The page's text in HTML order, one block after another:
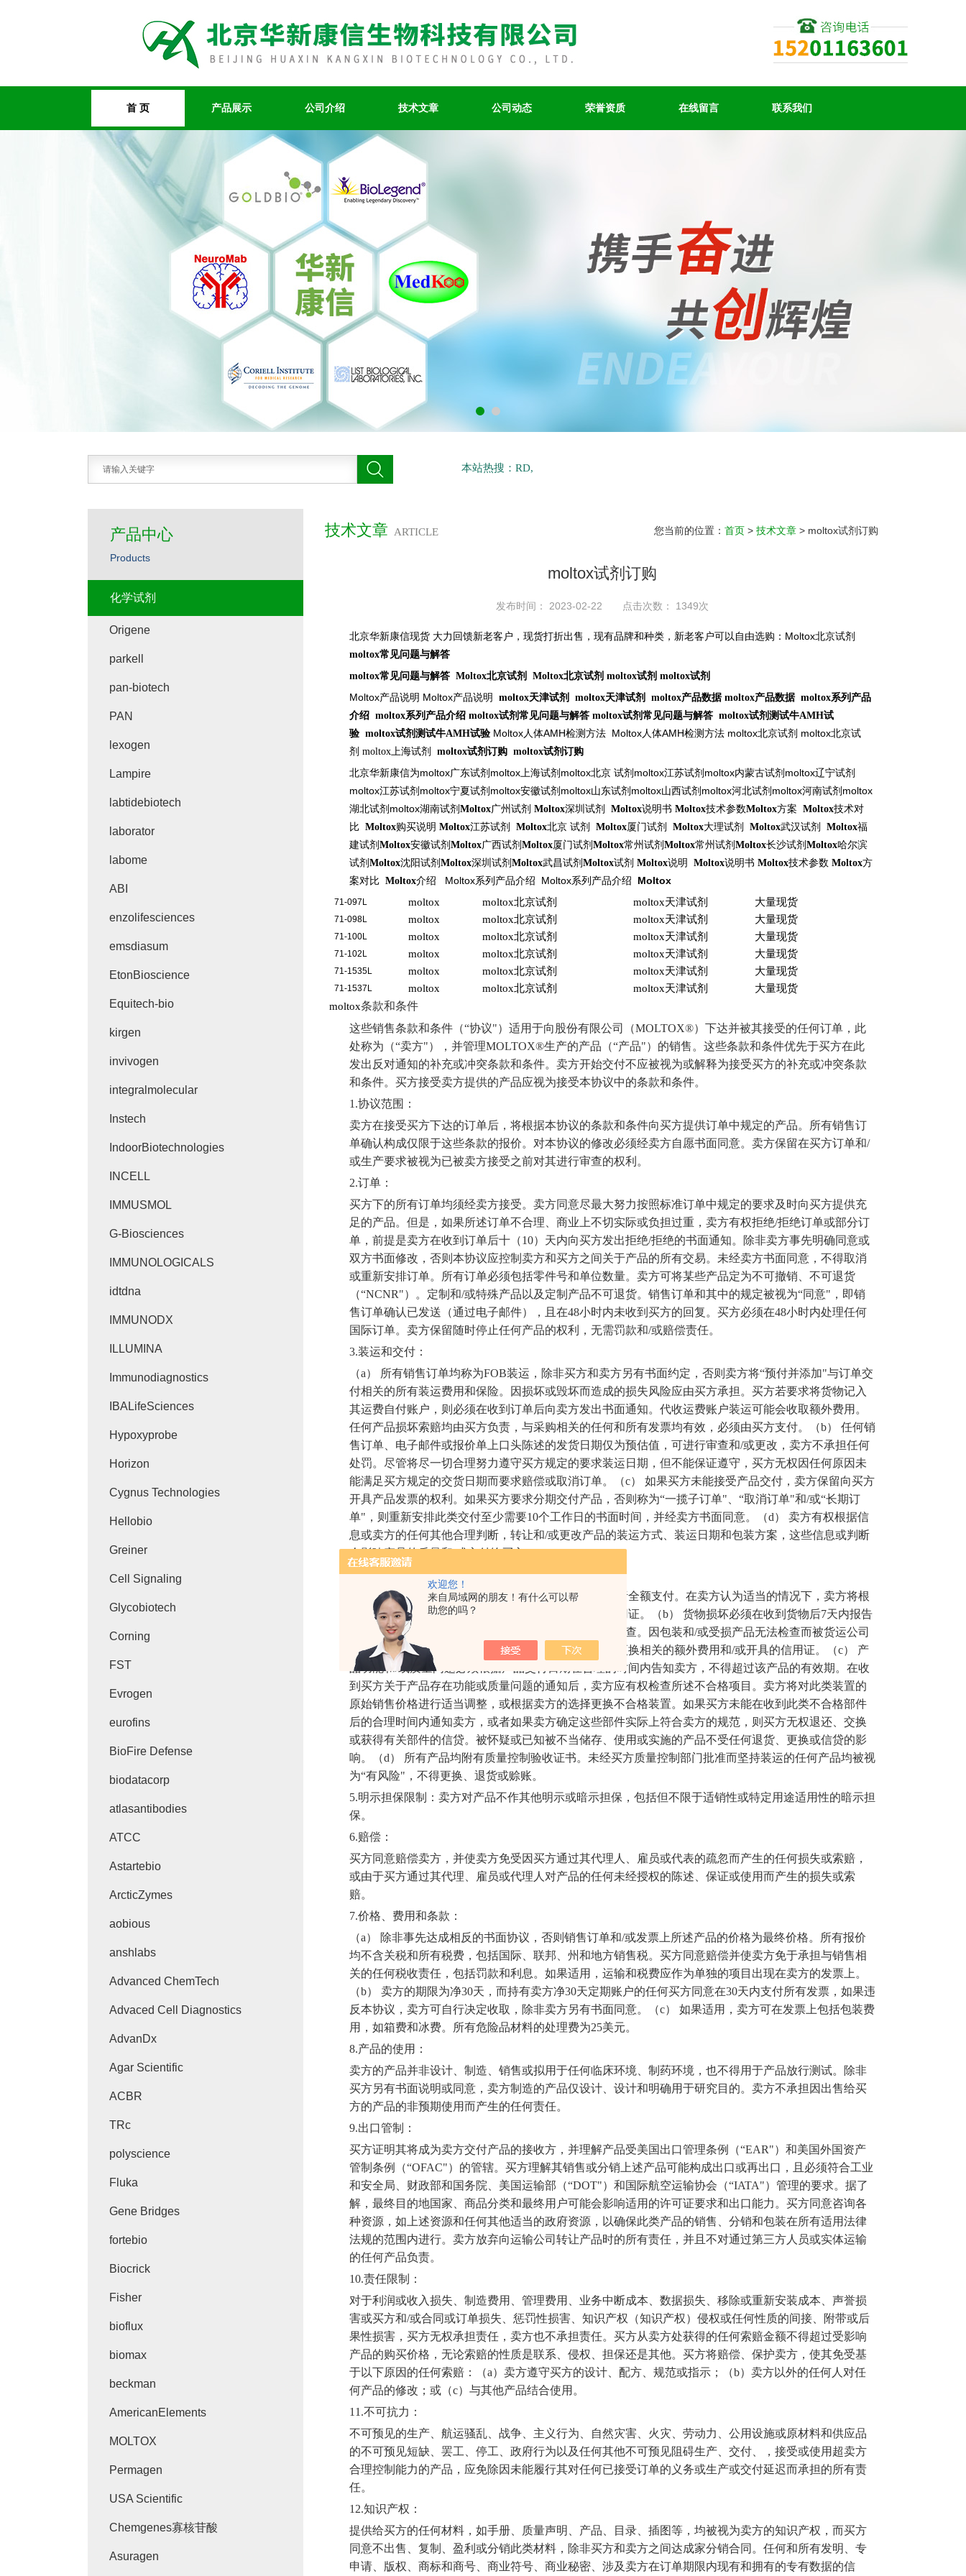
欢迎您！
来自局域网的朋友！有什么可以帮
助您的吗？
首 页 产品展示 公司介绍 技术文章 公司动态 荣誉资质 在线留言 联系我们
本站热搜：RD,
技术文章 ARTICLE 您当前的位置： 首页 > 技术文章 > moltox试剂订购
moltox试剂订购
发布时间： 2023-02-22 点击次数： 1349次
北京华新康信现货 大力回馈新老客户，现货打折出售，现有品牌和种类，新老客户可以自由选购： Moltox北京试剂
moltox常见问题与解答
moltox常见问题与解答 Moltox北京试剂 Moltox北京试剂 moltox试剂 moltox试剂
Moltox产品说明 Moltox产品说明 moltox天津试剂 moltox天津试剂 moltox产品数据moltox产品数据moltox系列产品
介绍 moltox系列产品介绍 moltox试剂常见问题与解答 moltox试剂常见问题与解答 moltox试剂测试牛AMH试
验 moltox试剂测试牛AMH试验 Moltox人体AMH检测方法 Moltox人体AMH检测方法 moltox北京试剂 moltox北京试
剂 moltox上海试剂 moltox试剂订购 moltox试剂订购
北京华新康信为moltox广东试剂 moltox上海试剂 moltox北京 试剂 moltox江苏试剂 moltox内蒙古试剂 moltox辽宁试剂
moltox江苏试剂 moltox宁夏试剂 moltox安徽试剂 moltox山东试剂 moltox山西试剂 moltox河北试剂 moltox河南试剂 moltox
湖北试剂 moltox湖南试剂 Moltox广州试剂 Moltox深圳试剂 Moltox说明书 Moltox技术参数Moltox方案 Moltox技术对
比 Moltox购买说明 Moltox江苏试剂 Moltox北京 试剂 Moltox厦门试剂 Moltox大理试剂 Moltox武汉试剂 Moltox福
建试剂 Moltox安徽试剂 Moltox广西试剂 Moltox厦门试剂 Moltox常州试剂 Moltox常州试剂 Moltox长沙试剂 Moltox哈尔滨
试剂 Moltox沈阳试剂 Moltox深圳试剂 Moltox武昌试剂 Moltox试剂 Moltox说明 Moltox说明书 Moltox技术参数 Moltox方
案对比 Moltox介绍 Moltox系列产品介绍 Moltox系列产品介绍 Moltox
71-097L moltox moltox北京试剂 moltox天津试剂 大量现货
71-098L moltox moltox北京试剂 moltox天津试剂 大量现货
71-100L moltox moltox北京试剂 moltox天津试剂 大量现货
71-102L moltox moltox北京试剂 moltox天津试剂 大量现货
71-1535L moltox moltox北京试剂 moltox天津试剂 大量现货
71-1537L moltox moltox北京试剂 moltox天津试剂
大量现货
moltox条款和条件
这些销售条款和条件（“协议"）适用于向股份有限公司（MOLTOX®）下达并被其接受的任何订单，此
处称为（“卖方"），并管理MOLTOX®生产的产品（“产品"）的销售。这些条款和条件优先于买方在此
发出反对通知的补充或冲突条款和条件。卖方开始交付不应被视为或解释为接受买方的补充或冲突条款
和条件。买方接受卖方提供的产品应视为接受本协议中的条款和条件。
1.协议范围：
卖方在接受买方下达的订单后，将根据本协议的条款和条件向买方提供订单中规定的产品。所有销售订
单确认构成仅限于这些条款的报价。对本协议的修改必须经卖方自愿书面同意。卖方保留在买方订单和/
或生产要求被视为已被卖方接受之前对其进行审查的权利。
2.订单：
买方下的所有订单均须经卖方接受。卖方同意尽最大努力按照标准订单中规定的要求及时向买方提供充
足的产品。但是，如果所述订单不合理、商业上不切实际或负担过重，卖方有权拒绝/拒绝订单或部分订
单，前提是卖方在收到订单后十（10）天内向买方发出拒绝/拒绝的书面通知。除非卖方事先明确同意或
双方书面修改，否则本协议应控制卖方和买方之间关于产品的所有交易。未经卖方书面同意，不得取消
或重新安排订单。所有订单必须包括零件号和单位数量。卖方可将某些产品定为不可撤销、不可退货
（“NCNR"）。定制和/或特殊产品以及定制产品不可退货。销售订单和其中的规定被视为“同意" ，即销
售订单确认已发送（通过电子邮件），且在48小时内未收到买方的回复。买方必须在48小时内处理任何
国际订单。卖方保留随时停止任何产品的权利，无需罚款和/或赔偿责任。
3.装运和交付：
（a） 所有销售订单均称为FOB装运，除非买方和卖方另有书面约定，否则卖方将“预付并添加"与订单交
付相关的所有装运费用和保险。因损坏或毁坏而造成的损失风险应由买方承担。买方若要求将货物记入
其运费自付账户，则必须在收到订单后向卖方发出书面通知。代收运费账户装运可能会收取额外费用。
任何产品损坏索赔均由买方负责，与采购相关的任何和所有发票均有效，必须由买方支付。（b） 任何销
售订单、电子邮件或报价单上口头陈述的发货日期仅为预估值，可进行审查和/或更改，卖方不承担任何
处罚。尽管将尽一切合理努力遵守买方规定的要求装运日期，但不能保证遵守，买方无权因任何原因未
能满足买方规定的交货日期而要求赔偿或取消订单。（c） 如果买方未能接受产品交付，卖方保留向买方
开具产品发票的权利。如果买方要求分期交付产品，否则称为“一揽子订单" “取消订单"和/或“长期订
单" ，则重新安排此类交付至少需要10个工作日的书面时间，并经卖方书面同意。（d） 卖方有权根据信
息或卖方的任何其他合理判断，转让和/或更改产品的装运方式、装运日期和包装方案，这些信息或判断
会影响产品的质量和/或交付给买方。
4.退货/更换/贷项：
） 与称为 CIF装运的所有装运相关的发票由买方负责全额支付。在卖方认为适当的情况下，卖方将根
据货物损坏、产品功能或质量，免费提供更换和
或信用证。（b） 货物损坏必须在收到货物后7天内报告
给卖方，而所有包装和损坏的产品都应留作货运公司检查。因包装和/或受损产品无法检查而被货运公司
拒绝的任何索赔，将由买方负责支付与此类调查和
或更换相关的额外费用和/或开具的信用证。（c） 产
品功能和
或质量问题必须根据产品交付日期在合理的时间内告知卖方，不得超过该产品的有效期。在收
到买方关于产品存在功能或质量问题的通知后，卖方应有权检查所述不合格项目。卖方将对此类装置的
原始销售价格进行适当调整，或根据卖方的选择更换不合格装置。如果买方未能在收到此类不合格部件
后的合理时间内通知卖方，或者如果卖方确定这些部件实际上符合卖方的规范，则买方无权退还、交换
或获得有关部件的信贷。被怀疑或已知被不当储存、使用或实施的产品不受任何退货、更换或信贷的影
响。（d） 所有产品均附有质量控制验收证书。未经买方质量控制部门批准而坚持装运的任何产品均被视
为“有风险" ，不得更换、退货或赊账。
5.明示担保限制：卖方对产品不作其他明示或暗示担保，包括但不限于适销性或特定用途适用性的暗示担
保。
6.赔偿：
买方同意赔偿卖方，并使卖方免受因买方通过其代理人、雇员或代表的疏忽而产生的任何损失或索赔，
或由于买方通过其代理、雇员或代理人对产品的任何未经授权的陈述、保证或使用而产生的损失或索
赔。
7.价格、费用和条款：
（a） 除非事先达成相反的书面协议，否则销售订单和/或发票上所述产品的价格为最终价格。所有报价
均不含关税和所有税费，包括国际、联邦、州和地方销售税。买方同意赔偿并使卖方免于承担与销售相
关的任何税收责任，包括罚款和利息。如果适用，运输和税费应作为单独的项目出现在卖方的发票上。
（b） 卖方的期限为净30天，而持有卖方净30天定期账户的任何买方同意在30天内支付所有发票，如果违
反本协议，卖方可自行决定收取，除非卖方另有书面同意。（c） 如果适用，卖方可在发票上包括包装费
用，如箱费和冰费。所有危险品材料的处理费为25美元。
8.产品的使用：
卖方的产品并非设计、制造、销售或拟用于任何临床环境、制药环境，也不得用于产品放行测试。除非
买方另有书面说明或同意，卖方制造的产品仅设计、设计和明确用于研究目的。卖方不承担因出售给买
方的产品的非预期使用而产生的任何责任。
9.出口管制：
买方证明其将成为卖方交付产品的接收方，并理解产品受美国出口管理条例（“EAR"）和美国外国资产
管制条例（“OFAC"）的管辖。买方理解其销售或分销上述产品可能构成出口或再出口，且必须符合工业
和安全局、财政部和国务院、美国运输部（“DOT"）和国际航空运输协会（“IATA"）管理的要求。据了
解，最终目的地国家、商品分类和最终用户可能会影响适用的许可证要求和出口能力。买方同意咨询各
种资源，如上述资源和任何其他适当的政府资源，以确保此类产品的销售、分销和包装在所有适用法律
法规的范围内进行。卖方放弃向运输公司转让产品时的所有责任，并且不对通过第三方人员或实体运输
的任何产品负责。
10.责任限制：
对于利润或收入损失、制造费用、管理费用、业务中断成本、数据损失、移除或重新安装成本、声誉损
害或买方和/或合同或订单损失、惩罚性损害、知识产权（知识产权）侵权或任何性质的间接、附带或后
果性损害，买方无权承担责任，卖方也不承担责任。买方从卖方处获得的任何索赔金额不得超过受影响
产品的购买价格，无论索赔的性质是联系、侵权、担保还是其他。买方将赔偿、保护卖方，使其免受基
于以下原因的任何索赔：（a）卖方遵守买方的设计、配方、规范或指示；（b）卖方以外的任何人对任
何产品的修改；或（c）与其他产品结合使用。
11.不可抗力：
不可预见的生产、航运骚乱、战争、主义行为、自然灾害、火灾、劳动力、公用设施或原材料和供应品
的不可预见短缺、罢工、停工、政府行为以及任何其他不可预见阻碍生产、交付、，接受或使用超卖方
合理控制能力的产品，应免除因未能履行其对任何已接受订单的义务或生产或交付延迟而承担的所有责
任。
12.知识产权：
提供给买方的任何材料，如手册、质量声明、产品、目录、插图等，均被视为卖方的知识产权，而买方
同意不出售、复制、盈利或分销此类材料，除非买方和卖方之间达成家分销合同。任何和所有发明、专
申请、版权、商标和商号、商业符号、商业秘密、涉及卖方在订单期限内现有和拥有的专有数据的信
产品中心
Products
化学试剂
Origene
parkell
pan-biotech
PAN
lexogen
Lampire
labtidebiotech
laborator
labome
ABI
enzolifesciences
emsdiasum
EtonBioscience
Equitech-bio
kirgen
invivogen
integralmolecular
Instech
IndoorBiotechnologies
INCELL
IMMUSMOL
G-Biosciences
IMMUNOLOGICALS
idtdna
IMMUNODX
ILLUMINA
Immunodiagnostics
IBALifeSciences
Hypoxyprobe
Horizon
Cygnus Technologies
Hellobio
Greiner
Cell Signaling
Glycobiotech
Corning
FST
Evrogen
eurofins
BioFire Defense
biodatacorp
atlasantibodies
ATCC
Astartebio
ArcticZymes
aobious
anshlabs
Advanced ChemTech
Advaced Cell Diagnostics
AdvanDx
Agar Scientific
ACBR
TRc
polyscience
Fluka
Gene Bridges
fortebio
Biocrick
Fisher
bioflux
biomax
beckman
AmericanElements
MOLTOX
Permagen
USA Scientific
Chemgenes寡核苷酸
Asuragen